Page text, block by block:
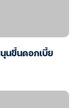
นขึ้นดอกเบี้ย